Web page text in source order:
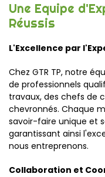
Une Equipe
Réussis
L'Excellence par
Chez GTR TP, notre
de professionnels
travaux, des chefs de
chevronnés. Chaque
savoir-faire unique et
garantissant ainsi
nous entreprenons.
Collaboration et